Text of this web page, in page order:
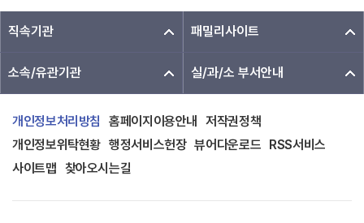
직속기관 패밀리사이트
소속/유관기관 실/과/소 부서안내
개인정보처리방침 홈페이지이용안내
저작권정책
개인정보위탁현황 행정서비스헌장 뷰어다운로드 RSS서비스
사이트맵 찾아오시는길